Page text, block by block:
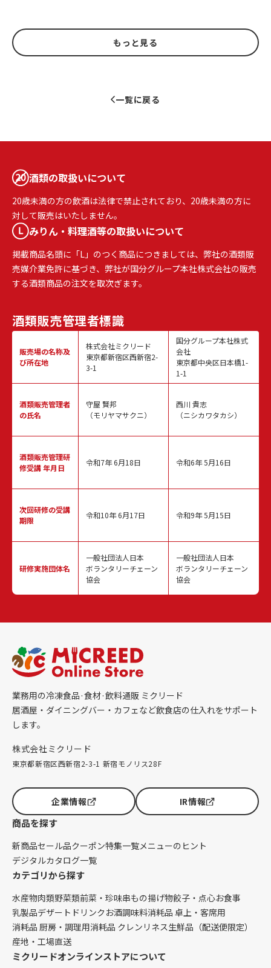
もっと見る
一覧に戻る
酒類の取扱いについて
20歳未満の方の飲酒は法律で禁止されており、20歳未満の方に
対して販売はいたしません。
みりん・料理酒等の取扱いについて
掲載商品名頭に「L」のつく商品につきましては、弊社の酒類販
売媒介業免許に基づき、弊社が国分グループ本社株式会社の販売
する酒類商品の注文を取次ぎます。
酒類販売管理者標識
販売場の名称及
び所在地
酒類販売管理者
の氏名
酒類販売管理研
修受講 年月日
次回研修の受講
期限
研修実施団体名
株式会社ミクリード
東京都新宿区西新宿2-
3-1
守屋 賢邦
（モリヤマサクニ）
令和7年 6月18日
令和10年 6月17日
一般社団法人日本
ボランタリーチェーン
協会
国分グループ本社株式
会社
東京都中央区日本橋1-
1-1
西川 貴志
（ニシカワタカシ）
令和6年 5月16日
令和9年 5月15日
一般社団法人日本
ボランタリーチェーン
協会
業務用の冷凍食品·食材·飲料通販 ミクリード
居酒屋・ダイニングバー・カフェなど飲食店の仕入れをサポート
します。
株式会社ミクリード
東京都新宿区西新宿2-3-1 新宿モノリス28F
企業情報 IR情報
商品を探す
新商品セール品クーポン特集一覧メニューのヒント
デジタルカタログ一覧
カテゴリから探す
水産物肉類野菜類前菜・珍味串もの揚げ物餃子・点心お食事
乳製品デザート ドリンク お酒調味料消耗品 卓上・客席用
消耗品 厨房・調理用消耗品 クレンリネス生鮮品（配送便限定）
産地・工場直送
ミクリードオンラインストアについて